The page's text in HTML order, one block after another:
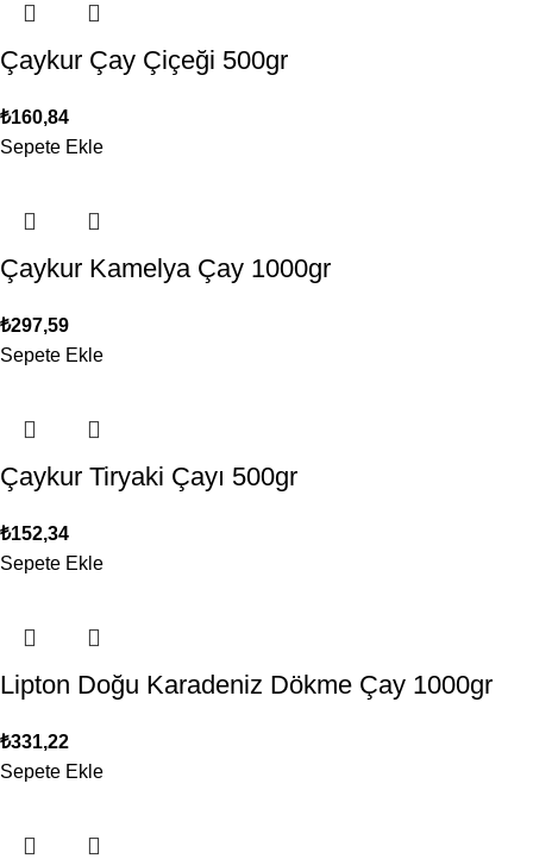
Çaykur Çay Çiçeği 500gr
₺160,84
Sepete Ekle
Çaykur Kamelya Çay 1000gr
₺297,59
Sepete Ekle
Çaykur Tiryaki Çayı 500gr
₺152,34
Sepete Ekle
Lipton Doğu Karadeniz Dökme Çay 1000gr
₺331,22
Sepete Ekle